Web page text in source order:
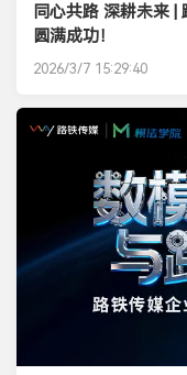
同心共路 深耕未来
圆满成功！
2026/3/7 15:29:40